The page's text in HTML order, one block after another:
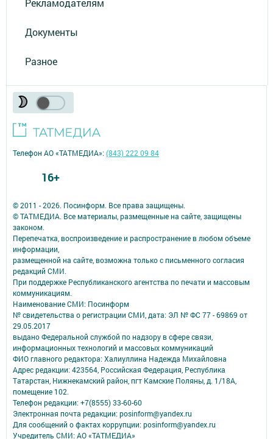
Рекламодателям
Документы
Разное
© 2011 - 2026. Посинформ. Все права защищены.
© ТАТМЕДИА. Все материалы, размещенные на сайте, защищены
законом.
Перепечатка, воспроизведение и распространение в любом объеме
информации,
размещенной на сайте, возможна только с письменного согласия
редакций СМИ.
При поддержке Республиканского агентства по печати и массовым
коммуникациям.
Наименование СМИ: Посинформ
№ свидетельства о регистрации СМИ, дата: ЭЛ № ФС 77 - 69869 от
29.05.2017
выдано Федеральной службой по надзору в сфере связи,
информационных технологий и массовых коммуникаций
ФИО главного редактора: Халиуллина Надежда Михайловна
Адрес редакции: 423564, Российская Федерация, Республика
Татарстан, Нижнекамский район, пгт Камские Поляны, д. 1/18А,
помещение 102.
Телефон редакции: +7(8555) 33-60-60
Электронная почта редакции: posinform@yandex.ru
Для сообщений о фактах коррупции: posinform@yandex.ru
Учредитель СМИ: АО «ТАТМЕДИА»
Телефон АО «ТАТМЕДИА»:(843) 222 09 84
16+